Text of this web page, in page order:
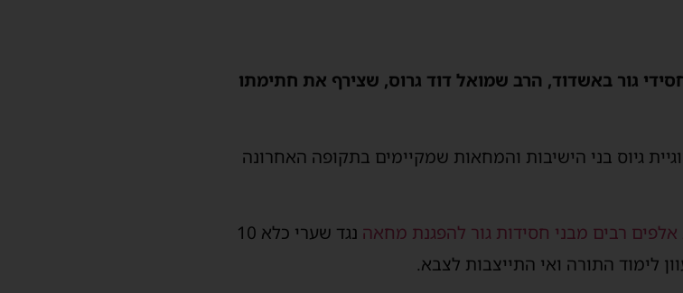
גור באשדוד, הרב שמואל דוד גרוס, שצירף את חתימתו
גיוס בני הישיבות והמחאות שמקיימים בתקופה האחרונה
אלפים רבים מבני חסידות גור להפגנת מחאה
נגד שערי כלא 10
לימוד התורה ואי התייצבות לצבא.